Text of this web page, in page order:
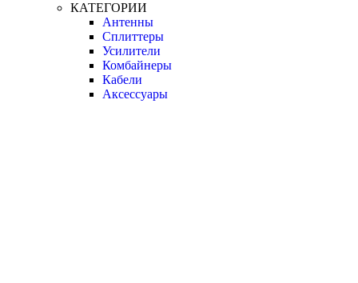
КАТЕГОРИИ
Антенны
Сплиттеры
Усилители
Комбайнеры
Кабели
Аксессуары